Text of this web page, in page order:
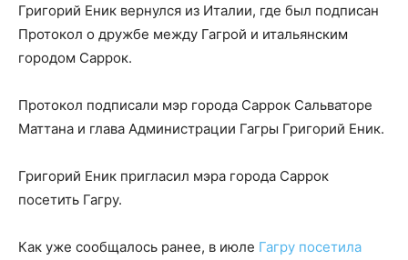
Григорий Еник вернулся из Италии, где был подписан
Протокол о дружбе между Гагрой и итальянским
городом Саррок.
Протокол подписали мэр города Саррок Сальваторе
Маттана и глава Администрации Гагры Григорий Еник.
Григорий Еник пригласил мэра города Саррок
посетить Гагру.
Как уже сообщалось ранее, в июле Гагру посетила